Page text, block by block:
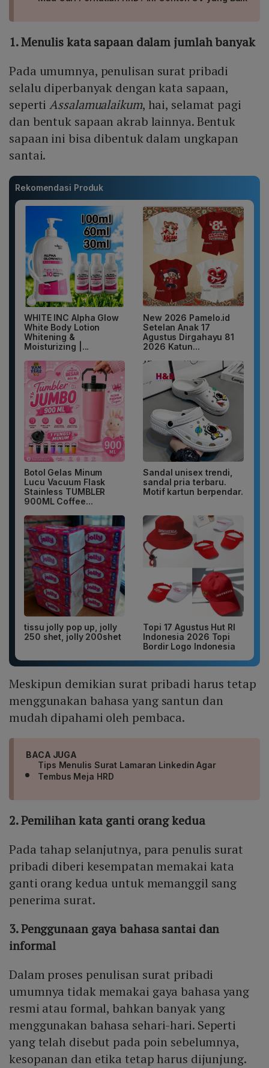
1. Menulis kata sapaan dalam jumlah banyak
Pada umumnya, penulisan surat pribadi
selalu diperbanyak dengan kata sapaan,
sepertiAssalamualaikum, hai, selamat pagi
dan bentuk sapaan akrab lainnya. Bentuk
sapaan ini bisa dibentuk dalam ungkapan
santai.
Rekomendasi Produk
WHITE INC Alpha Glow
White Body Lotion
Whitening &
Moisturizing |...
New 2026 Pamelo.id
Setelan Anak 17
Agustus Dirgahayu 81
2026 Katun...
Botol Gelas Minum
Lucu Vacuum Flask
Stainless TUMBLER
900ML Coffee...
Sandal unisex trendi,
sandal pria terbaru.
Motif kartun berpendar.
tissu jolly pop up, jolly
250 shet, jolly 200shet
Topi 17 Agustus Hut RI
Indonesia 2026 Topi
Bordir Logo Indonesia
Meskipun demikian surat pribadi harus tetap
menggunakan bahasa yang santun dan
mudah dipahami oleh pembaca.
BACA JUGA
Tips Menulis Surat Lamaran Linkedin Agar
Tembus Meja HRD
2. Pemilihan kata ganti orang kedua
Pada tahap selanjutnya, para penulis surat
pribadi diberi kesempatan memakai kata
ganti orang kedua untuk memanggil sang
penerima surat.
3. Penggunaan gaya bahasa santai dan
informal
Dalam proses penulisan surat pribadi
umumnya tidak memakai gaya bahasa yang
resmi atau formal, bahkan banyak yang
menggunakan bahasa sehari-hari. Seperti
yang telah disebut pada poin sebelumnya,
kesopanan dan etika tetap harus dijunjung.